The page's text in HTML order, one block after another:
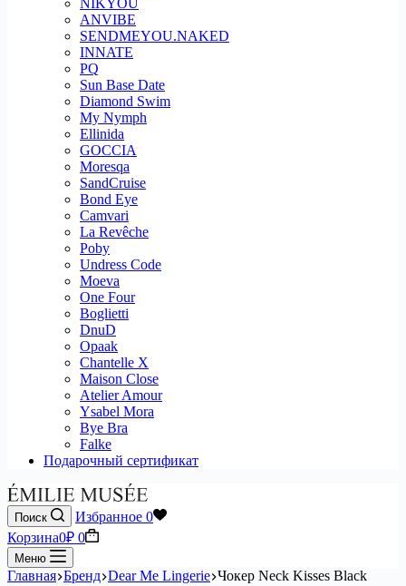
NIKYOU
ANVIBE
SENDMEYOU.NAKED
INNATE
PQ
Sun Base Date
Diamond Swim
My Nymph
Ellinida
GOCCIA
Moresqa
SandCruise
Bond Eye
Camvari
La Revêche
Poby
Undress Code
Moeva
One Four
Boglietti
DnuD
Opaak
Chantelle X
Maison Close
Atelier Amour
Ysabel Mora
Bye Bra
Falke
Подарочный сертификат
Поиск Избранное 0
Корзина0₽ 0
Меню
Главная Бренд Dear Me Lingerie Чокер Neck Kisses Black